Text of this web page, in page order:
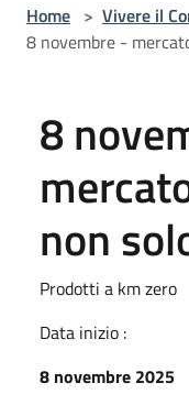
Home > Vivere il
8 novembre -
8
non
Prodotti a km zero
Data inizio :
8 novembre 2025